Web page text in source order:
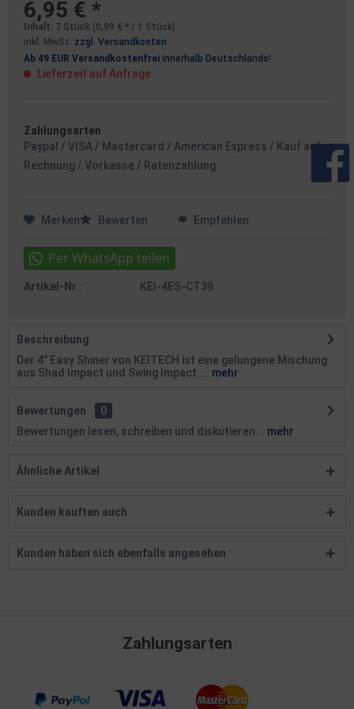
6,95 € *
Inhalt: 7 Stück (0,99 € * / 1 Stück)
inkl. MwSt. zzgl. Versandkosten
Ab 49 EUR Versandkostenfrei innerhalb Deutschlands!
Lieferzeit auf Anfrage
Zahlungsarten
Paypal / VISA / Mastercard / American Express / Kauf auf
Rechnung / Vorkasse / Ratenzahlung
Merken Bewerten Empfehlen
Artikel-Nr.: KEI-4ES-CT39
Beschreibung
Der 4" Easy Shiner von KEITECH ist eine gelungene Mischung
aus Shad Impact und Swing Impact....
mehr
Bewertungen
0
Bewertungen lesen, schreiben und diskutieren...
mehr
Ähnliche Artikel
Kunden kauften auch
Kunden haben sich ebenfalls angesehen
Zahlungsarten